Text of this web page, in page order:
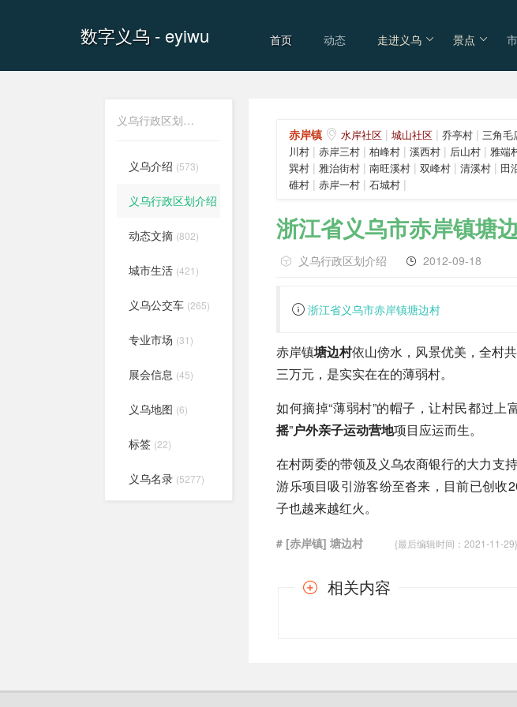
数字义乌 - eyiwu 首页 动态 走进义乌 景点
义乌行政区划介绍
义乌介绍 (573)
义乌行政区划介绍
动态文摘 (802)
城市生活 (421)
义乌公交车 (265)
专业市场 (31)
展会信息 (45)
义乌地图 (6)
标签 (22)
义乌名录 (5277)
赤岸镇 水岸社区 |城山社区 |乔亭村 |三角毛
川村 |赤岸三村 |柏峰村 |溪西村 | 后山村 |雅端
巽村 |雅治街村 |南旺溪村 |双峰村 |清溪村 | 田
碓村 |赤岸一村 |石城村 |
浙江省义乌市赤岸镇塘
义乌行政区划介绍 2012-09-18
浙江省义乌市赤岸镇塘边村
赤岸镇塘边村依山傍水，风景优美，全村
三万元，是实实在在的薄弱村。
如何摘掉“薄弱村”的帽子，让村民都过
摇”户外亲子运动营地项目应运而生。
在村两委的带领及义乌农商银行的大力支
游乐项目吸引游客纷至沓来，目前已创收
子也越来越红火。
# [赤岸镇] 塘边村 {最后编辑时间：2021-11-29}
相关内容